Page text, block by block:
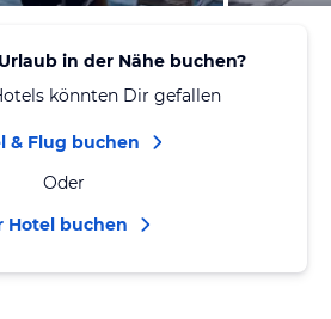
in der Nähe buchen?
könnten Dir gefallen
& Flug buchen
Oder
Hotel buchen